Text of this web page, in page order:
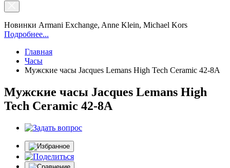
Новинки Armani Exchange, Anne Klein, Michael Kors
Подробнее...
Главная
Часы
Мужские часы Jacques Lemans High Tech Ceramic 42-8A
Мужские часы Jacques Lemans High
Tech Ceramic 42-8A